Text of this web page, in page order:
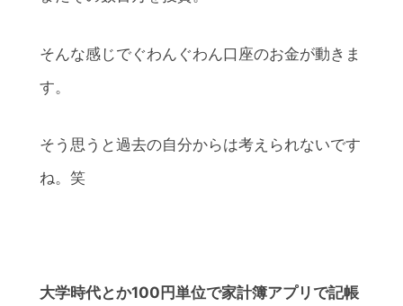
そんな感じでぐわんぐわん口座のお金が動きま
す。
そう思うと過去の自分からは考えられないです
ね。笑
大学時代とか100円単位で家計簿アプリで記帳